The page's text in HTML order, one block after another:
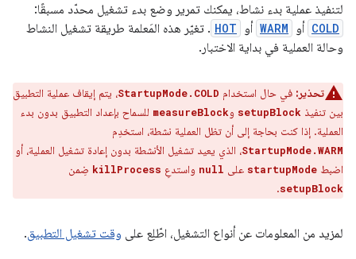
لتنفيذ عملية بدء نشاط، يمكنك تمرير وضع بدء تشغيل محدّد مسبقًا:
COLD أو WARM أو HOT . تغيّر هذه المَعلمة طريقة تشغيل النشاط
وحالة العملية في بداية الاختبار.
تحذير: في حال استخدام StartupMode.COLD، يتم إيقاف عملية التطبيق
بين تنفيذ setupBlock وmeasureBlock للسماح بإعداد التطبيق بدون بدء
العملية. إذا كنت بحاجة إلى أن تظل العملية نشطة، استخدِم
StartupMode.WARM، الذي يعيد تشغيل الأنشطة بدون إعادة تشغيل العملية، أو
اضبط startupMode على null واستدعِ killProcess ضِمن
setupBlock
.
لمزيد من المعلومات عن أنواع التشغيل، اطّلِع على وقت تشغيل التطبيق.